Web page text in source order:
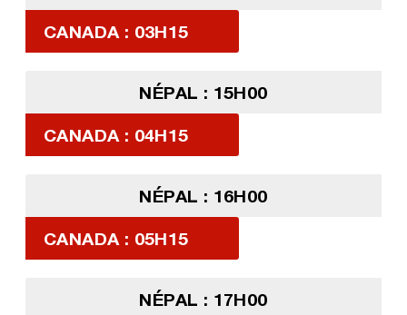
CANADA : 03H15
NÉPAL : 15H00
CANADA : 04H15
NÉPAL : 16H00
CANADA : 05H15
NÉPAL : 17H00